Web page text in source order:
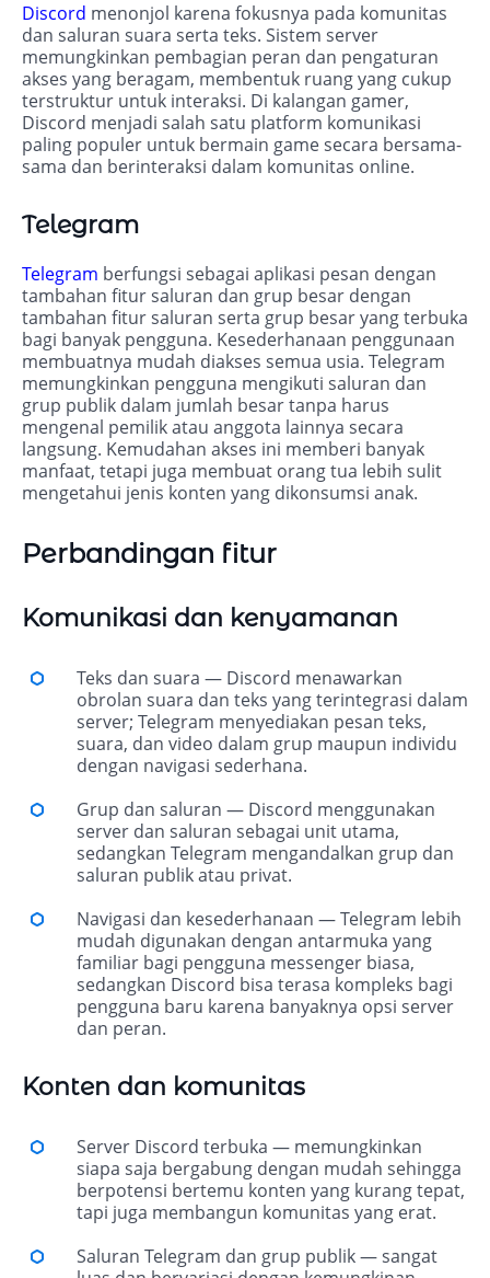
Discord menonjol karena fokusnya pada komunitas
dan saluran suara serta teks. Sistem server
memungkinkan pembagian peran dan pengaturan
akses yang beragam, membentuk ruang yang cukup
terstruktur untuk interaksi. Di kalangan gamer,
Discord menjadi salah satu platform komunikasi
paling populer untuk bermain game secara bersama-
sama dan berinteraksi dalam komunitas online.
Telegram
Telegram berfungsi sebagai aplikasi pesan dengan
tambahan fitur saluran dan grup besar dengan
tambahan fitur saluran serta grup besar yang terbuka
bagi banyak pengguna. Kesederhanaan penggunaan
membuatnya mudah diakses semua usia. Telegram
memungkinkan pengguna mengikuti saluran dan
grup publik dalam jumlah besar tanpa harus
mengenal pemilik atau anggota lainnya secara
langsung. Kemudahan akses ini memberi banyak
manfaat, tetapi juga membuat orang tua lebih sulit
mengetahui jenis konten yang dikonsumsi anak.
Perbandingan fitur
Komunikasi dan kenyamanan
Teks dan suara — Discord menawarkan
obrolan suara dan teks yang terintegrasi dalam
server; Telegram menyediakan pesan teks,
suara, dan video dalam grup maupun individu
dengan navigasi sederhana.
Grup dan saluran — Discord menggunakan
server dan saluran sebagai unit utama,
sedangkan Telegram mengandalkan grup dan
saluran publik atau privat.
Navigasi dan kesederhanaan — Telegram lebih
mudah digunakan dengan antarmuka yang
familiar bagi pengguna messenger biasa,
sedangkan Discord bisa terasa kompleks bagi
pengguna baru karena banyaknya opsi server
dan peran.
Konten dan komunitas
Server Discord terbuka — memungkinkan
siapa saja bergabung dengan mudah sehingga
berpotensi bertemu konten yang kurang tepat,
tapi juga membangun komunitas yang erat.
Saluran Telegram dan grup publik — sangat